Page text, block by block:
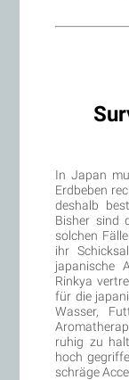
In Japan
Erdbeben
deshalb
Bisher sind
solchen
ihr
japanische
Rinkya
für die
Wasser,
ruhig zu
hoch
schräge